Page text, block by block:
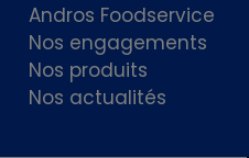
Andros Foodservice
Nos engagements
Nos produits
Nos actualités